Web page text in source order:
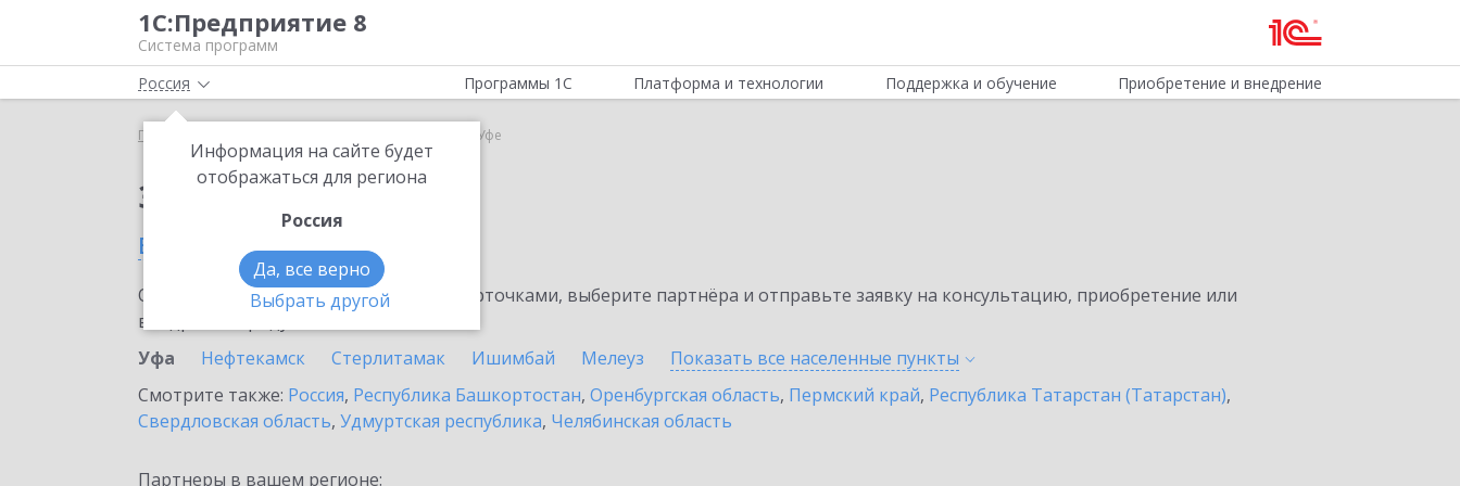
1С:Предприятие 8
Система программ
Россия
Информация на сайте будет
отображаться для региона
Россия
Да, все верно
Выбрать другой
Программы 1С Платформа и технологии Поддержка и обучение Приобретение и внедрение
Главная 1С:ЕГИСЗ в Уфе
Заказать 1С:ЕГИСЗ
в Уфе
Ознакомьтесь с информационными карточками, выберите партнёра и отправьте заявку на консультацию, приобретение или
внедрение продукта.
Уфа
Нефтекамск Стерлитамак Ишимбай Мелеуз Показать все населенные пункты
Смотрите также: Россия, Республика Башкортостан, Оренбургская область, Пермский край, Республика Татарстан (Татарстан),
Свердловская область, Удмуртская республика, Челябинская область
Партнеры в вашем регионе: